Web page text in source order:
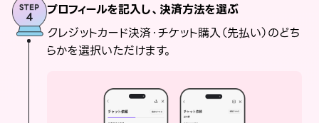
プロフィールを記入し、決済方法を選ぶ
クレジットカード決済・チケット購入（先払い）のどち
らかを選択いただけます。